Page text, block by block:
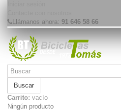
Llámanos ahora: 91 646 58 66
Buscar
Carrito: vacío
Ningún producto